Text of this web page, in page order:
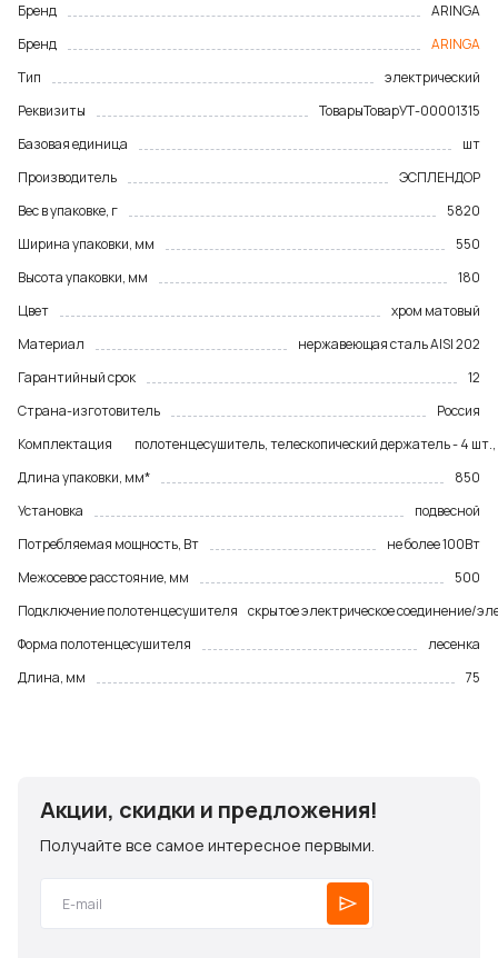
Бренд
ARINGA
Бренд
ARINGA
Тип
электрический
Реквизиты
ТоварыТоварУТ-00001315
Базовая единица
шт
Производитель
ЭСПЛЕНДОР
Вес в упаковке, г
5820
Ширина упаковки, мм
550
Высота упаковки, мм
180
Цвет
хром матовый
Материал
нержавеющая сталь AISI 202
Гарантийный срок
12
Страна-изготовитель
Россия
Комплектация
полотенцесушитель, телескопический держатель - 4
Длина упаковки, мм*
850
Установка
подвесной
Потребляемая мощность, Вт
не более 100Вт
Межосевое расстояние, мм
500
Подключение полотенцесушителя скрытое электрическое соединение/
Форма полотенцесушителя
лесенка
Длина, мм
75
Акции, скидки и предложения!
Получайте все самое интересное первыми.